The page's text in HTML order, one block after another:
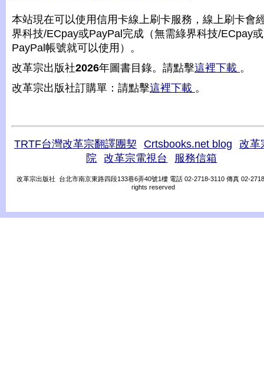
本站現在可以使用信用卡線上刷卡服務，線上刷卡會
界科技/ECpay或PayPal完成（無需綠界科技/ECpay或
PayPal帳號就可以使用）。
改革宗出版社2026年圖書目錄。請點擊這裡下載 。
改革宗出版社訂購單：請點擊這裡下載 。
TRTF台灣改革宗翻譯團契 Crtsbooks.net blog
改革
院
改革宗電視台 服務信箱
改革宗出版社 台北市南京東路四段133巷6弄40號1樓 電話 02-2718-3110 傳真 02-
rights reserved